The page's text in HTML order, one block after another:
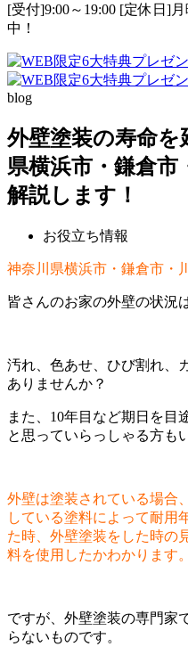
[受付]9:00～19:00 [定休日]月
中！
blog
外壁塗装の寿命を
県横浜市・鎌倉
解説します！
お役立ち情報
神奈川県横浜市・鎌倉市・
皆さんのお家の外壁の状況
汚れ、色あせ、ひび割れ、
ありませんか？
また、10年目など期日を目
と思っていらっしゃる方も
外壁は塗装されている場合
している塗料によって耐用
た時、外壁塗装をした時の
料を使用したかわかります。
ですが、外壁塗装の専門家
らないものです。